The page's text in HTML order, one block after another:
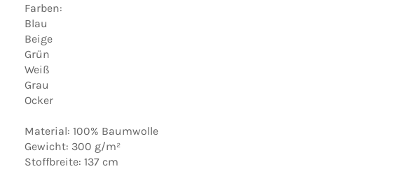
Farben:
Blau
Beige
Grün
Weiß
Grau
Ocker
Material: 100% Baumwolle
Gewicht: 300 g/m²
Stoffbreite: 137 cm